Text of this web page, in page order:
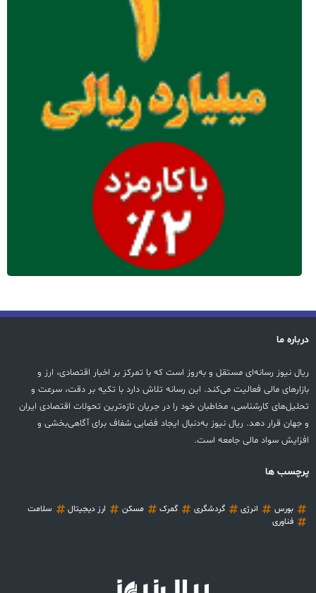
درباره ما
ریال نیوز رسانه‌ای مستقل و به‌روز است که با تمرکز بر اخبار اقتصادی، ارز و
بازارهای مالی فعالیت می‌کند. این رسانه تلاش دارد با تکیه بر دقت، سرعت و
تحلیل‌های کارشناسی، مخاطبان خود را در جریان تازه‌ترین تحولات اقتصادی ایران
و جهان قرار دهد. ریال نیوز به‌دنبال ایجاد فضایی شفاف برای آگاهی‌بخشی و
افزایش سواد مالی جامعه است.
پرچسب ها
بورس انرژی گردشگری گمرک مسکن ارز دیجیتال
سلامت
فناوری